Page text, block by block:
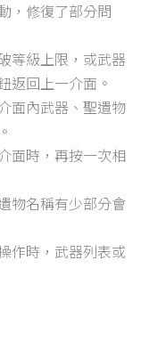
，修復了部分問
等級上限，或武器
返回上一介面。
面內武器、聖遺物
面時，再按一次相
物名稱有少部分會
作時，武器列表或